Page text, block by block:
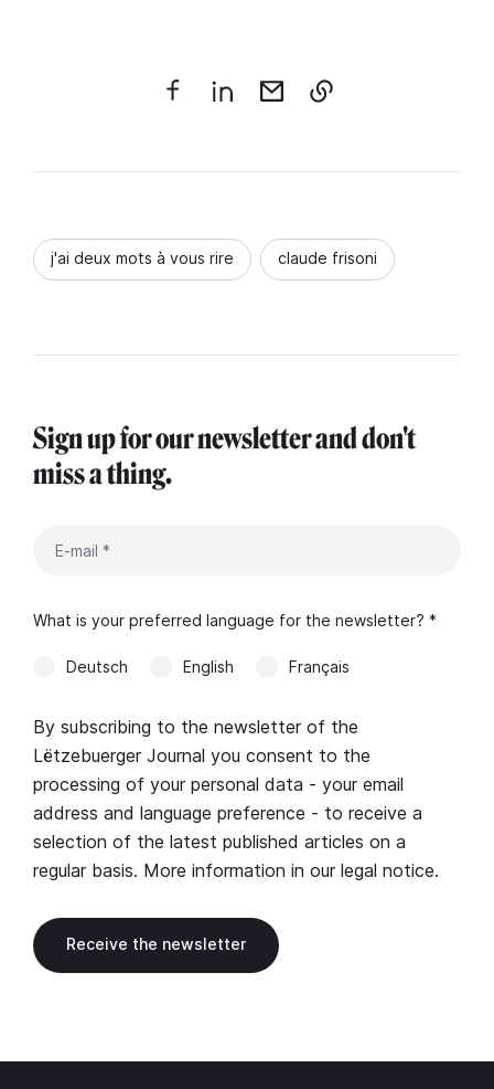
j'ai deux mots à vous rire claude frisoni
Sign up for our newsletter and don't
miss a thing.
What is your preferred language for the newsletter? *
Deutsch English Français
By subscribing to the newsletter of the
Lëtzebuerger Journal you consent to the
processing of your personal data - your email
address and language preference - to receive a
selection of the latest published articles on a
regular basis. More information in our legal notice.